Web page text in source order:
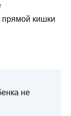
прямой кишки
не